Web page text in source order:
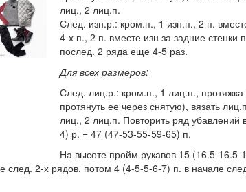
лиц., 2 лиц.п.
След. изн.р.: кром.п., 1 изн.п., 2 п.
4-х п., 2 п. вместе изн за задние стенки
послед. 2 ряда еще 4-5 раз.
Для всех размеров:
След. лиц.р.: кром.п., 1 лиц.п., протяжка
протянуть ее через снятую), вязать
лиц., 2 лиц.п. Повторить ряд
4) р. = 47 (47-53-55-59-65) п.
На высоте пройм рукавов 15 (16.5-
след. 2-х рядов, потом 4 (4-5-5-6-7) п. в начале